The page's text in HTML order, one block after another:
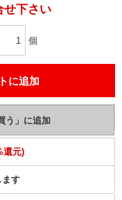
せ下さい
個
還元)
ます